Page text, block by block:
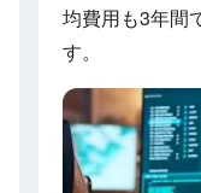
均費用も3年間
す。